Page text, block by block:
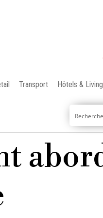
Transport Hôtels & Living